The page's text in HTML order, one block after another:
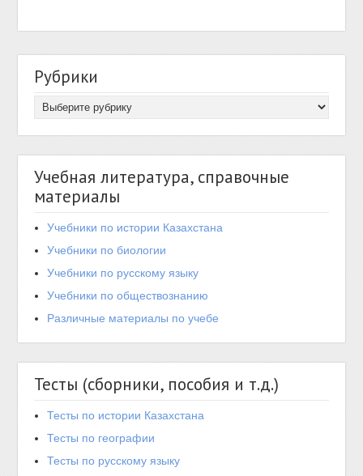
Рубрики
Учебная литература, справочные
материалы
Учебники по истории Казахстана
Учебники по биологии
Учебники по русскому языку
Учебники по обществознанию
Различные материалы по учебе
Тесты (сборники, пособия и т.д.)
Тесты по истории Казахстана
Тесты по географии
Тесты по русскому языку